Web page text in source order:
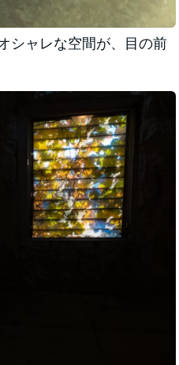
シャレな空間が、目の前